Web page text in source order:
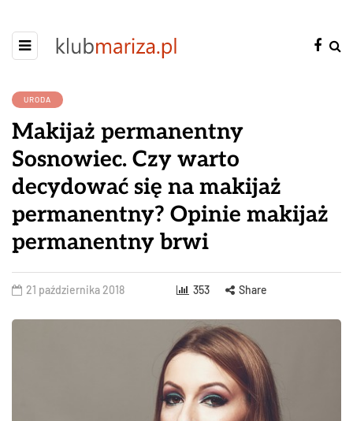
URODA
Makijaż permanentny
Sosnowiec. Czy warto
decydować się na makijaż
permanentny? Opinie makijaż
permanentny brwi
21 października 2018 353 Share